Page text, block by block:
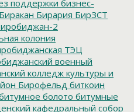
поддержки бизнес-
Биракан Бирария БирЗСТ
2
колония
ТЭЦ
военный
колледж культуры и
Бирофельд биткоин
болото битумные
кафедральный собор